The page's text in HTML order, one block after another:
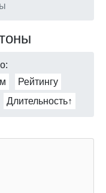
Рейтингу
Длительность↑